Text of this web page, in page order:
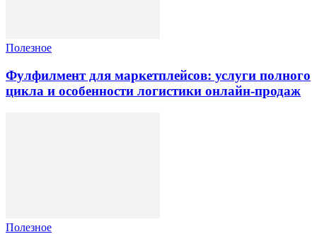
Полезное
Фулфилмент для маркетплейсов: услуги полного
цикла и особенности логистики онлайн-продаж
Полезное